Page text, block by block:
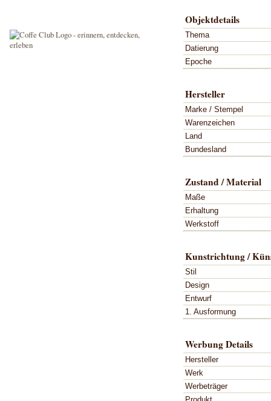
Objektdetails
Thema
Datierung
Epoche
Hersteller
Marke / Stempel
Warenzeichen
Land
Bundesland
Zustand / Material
Maße
Erhaltung
Werkstoff
Kunstrichtung /
Stil
Design
Entwurf
1. Ausformung
Werbung Details
Hersteller
Werk
Werbeträger